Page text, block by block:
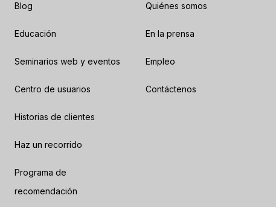
Blog
Educación
Seminarios web y eventos
Centro de usuarios
Historias de clientes
Haz un recorrido
Programa de
recomendación
Quiénes somos
En la prensa
Empleo
Contáctenos